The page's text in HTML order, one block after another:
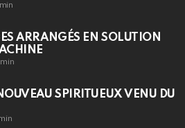
ARRANGÉS EN SOLUTION
SPIRITUEUX VENU DU